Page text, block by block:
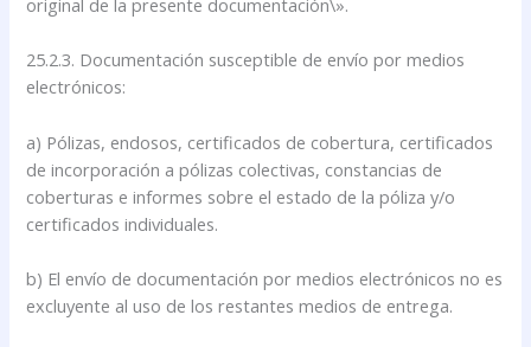
original de la presente documentación\».
25.2.3. Documentación susceptible de envío por medios
electrónicos:
a) Pólizas, endosos, certificados de cobertura, certificados
de incorporación a pólizas colectivas, constancias de
coberturas e informes sobre el estado de la póliza y/o
certificados individuales.
b) El envío de documentación por medios electrónicos no es
excluyente al uso de los restantes medios de entrega.